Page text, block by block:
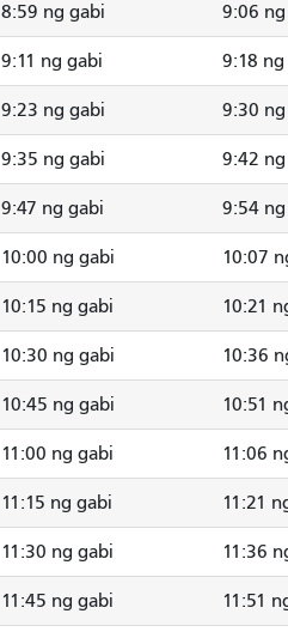
8:59 ng gabi 9:06
9:11 ng gabi 9:18
9:23 ng gabi 9:30
9:35 ng gabi 9:42
9:47 ng gabi 9:54
10:00 ng gabi 10:07
10:15 ng gabi 10:21
10:30 ng gabi 10:36
10:45 ng gabi 10:51
11:00 ng gabi 11:06
11:15 ng gabi 11:21
11:30 ng gabi 11:36
11:45 ng gabi 11:51